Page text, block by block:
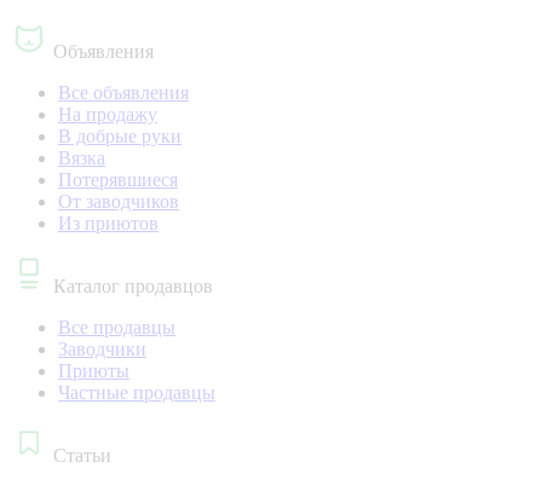
Объявления
Все объявления
На продажу
В добрые руки
Вязка
Потерявшиеся
От заводчиков
Из приютов
Каталог продавцов
Все продавцы
Заводчики
Приюты
Частные продавцы
Статьи